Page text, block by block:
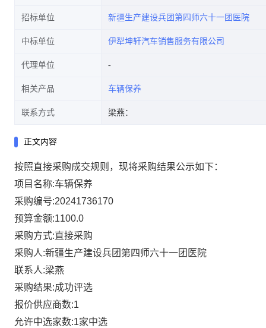
招标单位 新疆生产建设兵团第四师六十一团医院
中标单位 伊犁坤轩汽车销售服务有限公司
代理单位
相关产品 车辆保养
联系方式 梁燕：
正文内容
按照直接采购成交规则，现将采购结果公示如下：
项目名称:车辆保养
采购编号:20241736170
预算金额:1100.0
采购方式:直接采购
采购人:新疆生产建设兵团第四师六十一团医院
联系人:梁燕
采购结果:成功评选
报价供应商数:1
允许中选家数:1家中选